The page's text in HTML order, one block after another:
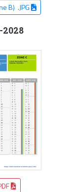
B) .JPG